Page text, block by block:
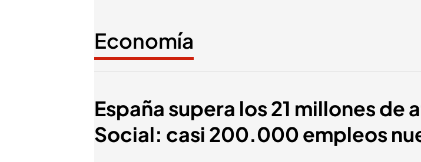
Economía
España supera los 21 millones de
Social: casi 200.000 empleos